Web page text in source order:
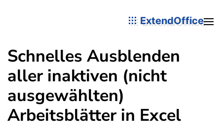
ExtendOffice
Schnelles Ausblenden
aller inaktiven (nicht
ausgewählten)
Arbeitsblätter in Excel